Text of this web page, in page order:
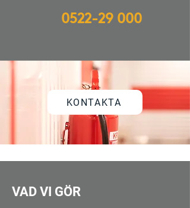
0522-29 000
KONTAKTA
VAD VI GÖR